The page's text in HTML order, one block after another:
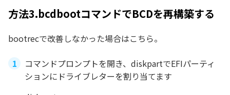
方法3.bcdbootコマンドでBCDを再構築する
bootrecで改善しなかった場合はこちら。
コマンドプロンプトを開き、diskpartでEFIパーティ
ションにドライブレターを割り当てます